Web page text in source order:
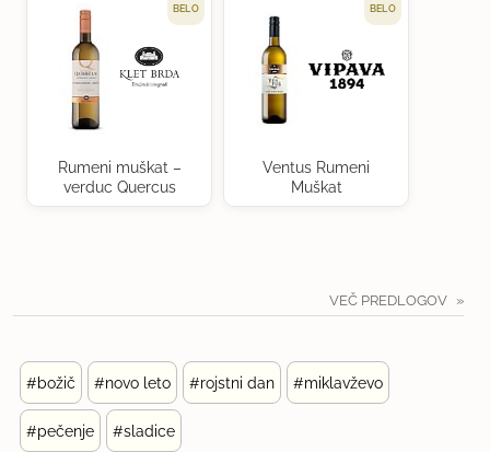
BELO
Rumeni muškat –
verduc Quercus
BELO
Ventus Rumeni
Muškat
VEČ PREDLOGOV
#božič #novo leto #rojstni dan #miklavževo
#pečenje #sladice